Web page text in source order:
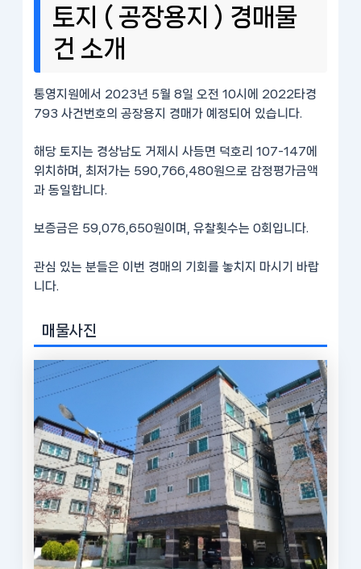
토지 ( 공장용지 ) 경매물
건 소개
통영지원에서 2023년 5월 8일 오전 10시에 2022타경
793 사건번호의 공장용지 경매가 예정되어 있습니다.
해당 토지는 경상남도 거제시 사등면 덕호리 107-147에
위치하며, 최저가는 590,766,480원으로 감정평가금액
과 동일합니다.
보증금은 59,076,650원이며, 유찰횟수는 0회입니다.
관심 있는 분들은 이번 경매의 기회를 놓치지 마시기 바랍
니다.
매물사진